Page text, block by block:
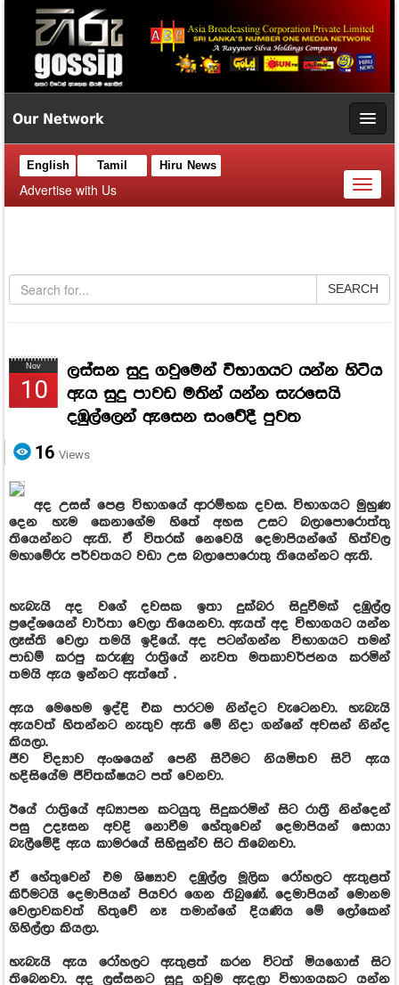
Our Network
English Tamil Hiru News
Advertise with Us
Toggle
SEARCH
Nov
10
ලස්සන සුදු ගවුමෙන් විභාගයට යන්න හිටිය
ඇය සුදු පාවඩ මතින් යන්න සැරසෙයි
දඹුල්ලෙන් ඇසෙන සංවේදී පුවත
16 Views
අද උසස් පෙළ විභාගයේ ආරම්භක දවස. විභාගයට මුහුණ
දෙන හැම කෙනාගේම හිතේ අහස උසට බලාපොරොත්තු
තියෙන්නට ඇති. ඒ විතරක් නෙවෙයි දෙමාපියන්ගේ හිත්වල
මහාමේරු පර්වතයට වඩා උස බලාපොරොතු තියෙන්නට ඇති.
හැබැයි අද වගේ දවසක ඉතා දුක්බර සිදුවීමක් දඹුල්ල
ප්‍රදේශයෙන් වාර්තා වෙලා තියෙනවා. ඇයත් අද විභාගයට යන්න
ලෑස්ති වෙලා තමයි ඉදියේ. අද පටන්ගන්න විභාගයට තමන්
පාඩම් කරපු කරුණු රාත්‍රියේ නැවත මතකාවර්ජනය කරමින්
තමයි ඇය ඉන්නට ඇත්තේ .
ඇය මෙහෙම ඉද්දි එක පාරටම නින්දට වැටෙනවා. හැබැයි
ඇයවත් හිතන්නට නැතුව ඇති මේ නිදා ගන්නේ අවසන් නින්ද
කියලා.
ජීව විද්‍යාව අංශයෙන් පෙනී සිටීමට නියමිතව සිටි ඇය
හදිසියේම ජීවිතක්ෂයට පත් වෙනවා.
ඊයේ රාත්‍රියේ අධ්‍යාපන කටයුතු සිදුකරමින් සිට රාත්‍රී නින්දෙන්
පසු උදෑසන අවදි නොවීම හේතුවෙන් දෙමාපියන් සොයා
බැලීමේදී ඇය කාමරයේ සිහිසුන්ව සිට තිබෙනවා.
ඒ හේතුවෙන් එම ශිෂ්‍යාව දඹුල්ල මූලික රෝහලට ඇතුළත්
කිරීමටයි දෙමාපියන් පියවර ගෙන තිබුණේ. දෙමාපියන් මොනම
වෙලාවකවත් හිතුවේ නෑ තමාන්ගේ දියණිය මේ ලෝකෙන්
ගිහිල්ලා කියලා.
හැබැයි ඇය රෝහලට ඇතුළත් කරන විටත් මියගොස් සිට
තිබෙනවා. අද ලස්සනට සුදු ගවුම ඇදලා විභාගයකට යන්න